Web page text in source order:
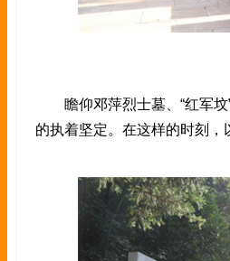
瞻仰邓萍烈士墓、“红军坟
的执着坚定。在这样的时刻